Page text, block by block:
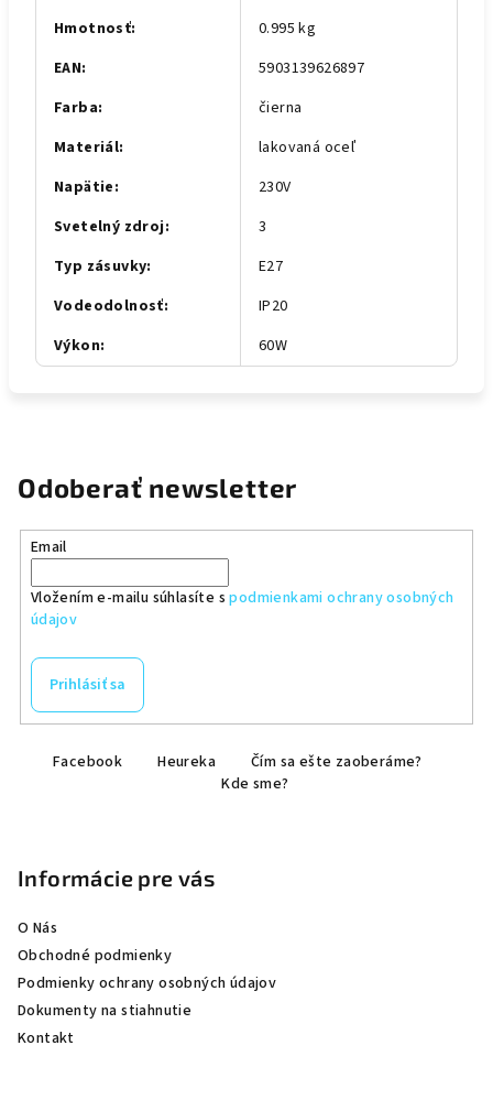
Hmotnosť:
0.995 kg
EAN:
5903139626897
Farba:
čierna
Materiál:
lakovaná oceľ
Napätie:
230V
Svetelný zdroj:
3
Typ zásuvky:
E27
Vodeodolnosť:
IP20
Výkon: 60W
Odoberať newsletter
Email
Vložením e-mailu súhlasíte spodmienkami ochrany osobných
údajov
Prihlásiť sa
Facebook Heureka
Čím sa ešte zaoberáme?
Kde sme?
Informácie pre vás
O Nás
Obchodné podmienky
Podmienky ochrany osobných údajov
Dokumenty na stiahnutie
Kontakt